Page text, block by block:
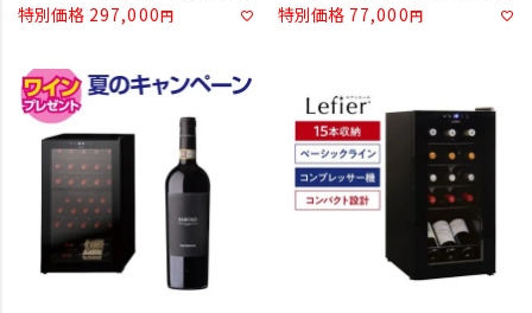
特別価格 297,000
特別価格 77,000